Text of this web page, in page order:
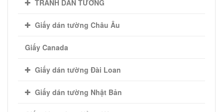
TRANH DÁN TƯỜNG
Giấy dán tường Châu Âu
Giấy Canada
Giấy dán tường Đài Loan
Giấy dán tường Nhật Bản